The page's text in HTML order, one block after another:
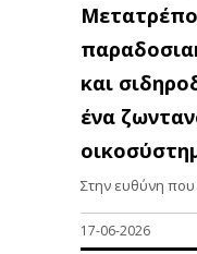
και
ένα
Στην ευθύνη που
17-06-2026